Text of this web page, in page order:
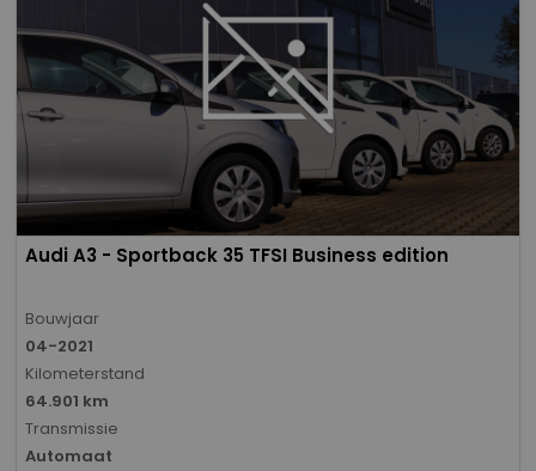
Audi A3 - Sportback 35 TFSI Business edition
Bouwjaar
04-2021
Kilometerstand
64.901 km
Transmissie
Automaat